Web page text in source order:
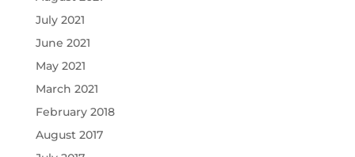
July 2021
June 2021
May 2021
March 2021
February 2018
August 2017